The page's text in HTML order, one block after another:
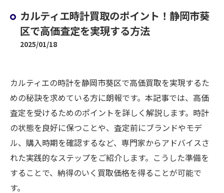
カルティエ時計買取のポイント！静岡市葵
区で高価査定を実現する方法
2025/01/18
カルティエの時計を静岡市葵区で高価買取を実現するた
めの秘訣を求めている方に朗報です。本記事では、高価
査定を受けるためのポイントを詳しく解説します。時計
の状態を良好に保つことや、査定前にブランドやモデ
ル、購入時期を確認するなど、専門家からアドバイスさ
れた実践的なステップをご紹介します。こうした準備を
することで、納得のいく買取価格を得ることが可能で
す。